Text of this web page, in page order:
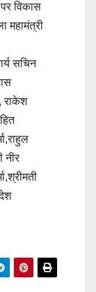
विकास
महामंत्री
सचिन
राकेश
नीर